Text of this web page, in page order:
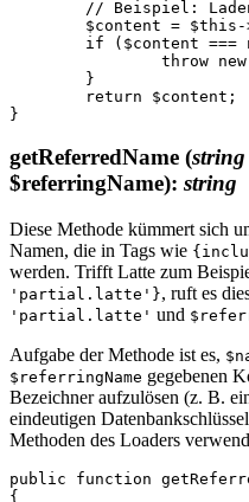
getReferredName (string
$referringName): string
Diese Methode kümmert sich
Namen, die in Tags wie
werden. Trifft Latte zum
'partial.latte'}, ruft es
'partial.latte' und
Aufgabe der Methode ist es,
$referringName gegebenen
Bezeichner aufzulösen (z. B.
eindeutigen
Methoden des Loaders
public function
{